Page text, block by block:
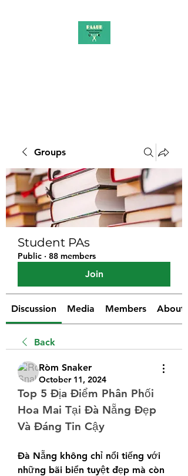
Groups
Student PAs
Public · 88 members
Join
Discussion Media Members About
Back
Ròm Snaker
October 11, 2024
Top 5 Địa Điểm Phân Phối
Hoa Mai Tại Đà Nẵng Đẹp
Và Đáng Tin Cậy
Đà Nẵng không chỉ nổi tiếng với
những bãi biển tuyệt đẹp mà còn